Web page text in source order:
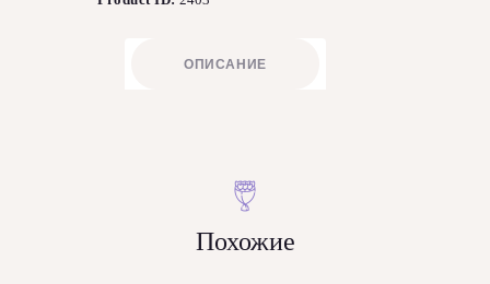
ОПИСАНИЕ
Похожие